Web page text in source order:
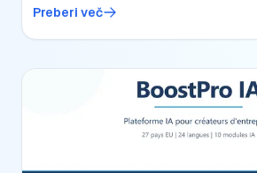
Preberi več